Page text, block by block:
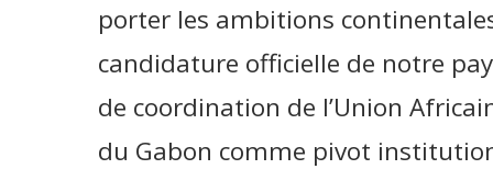
porter les ambitions
candidature officielle de notre
de coordination de l’Union
du Gabon comme pivot